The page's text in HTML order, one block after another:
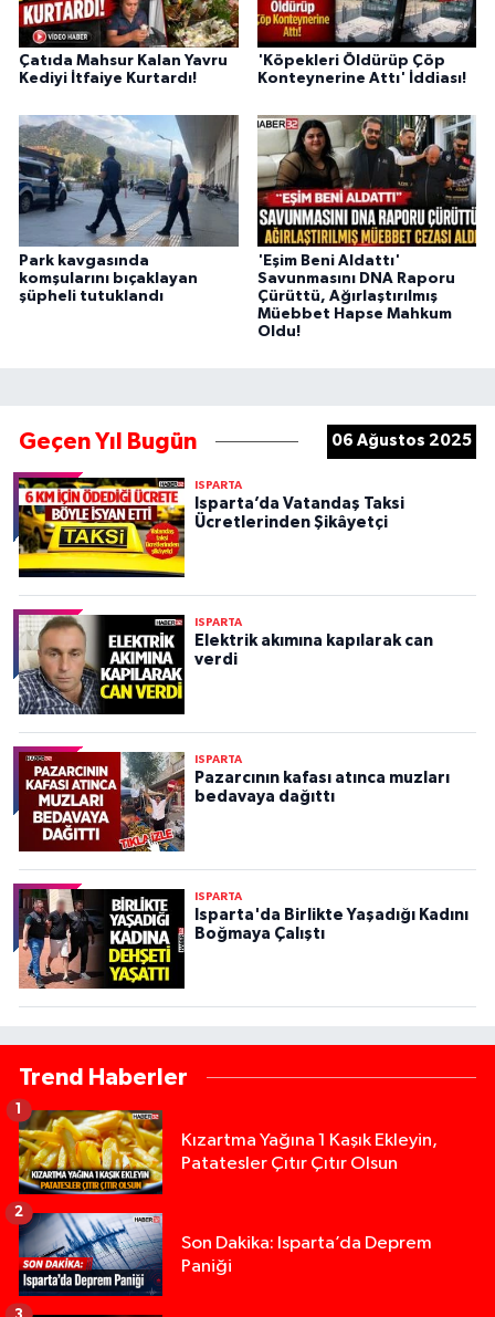
Çatıda Mahsur Kalan Yavru
Kediyi İtfaiye Kurtardı!
'Köpekleri Öldürüp Çöp
Konteynerine Attı' İddiası!
Park kavgasında
komşularını bıçaklayan
şüpheli tutuklandı
'Eşim Beni Aldattı'
Savunmasını DNA Raporu
Çürüttü, Ağırlaştırılmış
Müebbet Hapse Mahkum
Oldu!
Geçen Yıl Bugün 06 Ağustos 2025
ISPARTA
Isparta’da Vatandaş Taksi
Ücretlerinden Şikâyetçi
ISPARTA
Elektrik akımına kapılarak can
verdi
ISPARTA
Pazarcının kafası atınca muzları
bedavaya dağıttı
ISPARTA
Isparta'da Birlikte Yaşadığı Kadını
Boğmaya Çalıştı
Trend Haberler
Kızartma Yağına 1 Kaşık Ekleyin,
Patatesler Çıtır Çıtır Olsun
1
Son Dakika: Isparta’da Deprem
Paniği
2